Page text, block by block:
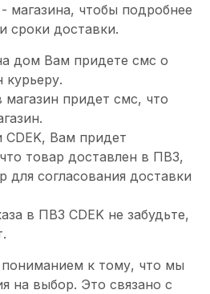
магазина, чтобы подробнее
сроки доставки.
дом Вам придете смс о
курьеру.
придет смс, что
CDEK, Вам придет
товар доставлен в ПВЗ,
для согласования доставки
в ПВЗ CDEK не забудьте,
к тому, что мы
на выбор. Это связано с